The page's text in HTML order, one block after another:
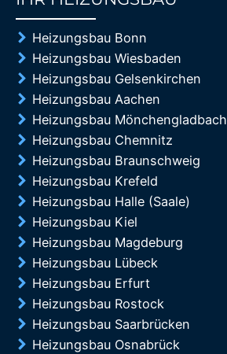
Heizungsbau Bonn
Heizungsbau Wiesbaden
Heizungsbau Gelsenkirchen
Heizungsbau Aachen
Heizungsbau Mönchengladbach
Heizungsbau Chemnitz
Heizungsbau Braunschweig
Heizungsbau Krefeld
Heizungsbau Halle (Saale)
Heizungsbau Kiel
Heizungsbau Magdeburg
Heizungsbau Lübeck
Heizungsbau Erfurt
Heizungsbau Rostock
Heizungsbau Saarbrücken
Heizungsbau Osnabrück